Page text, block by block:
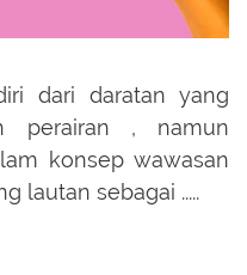
dari daratan yang
perairan , namun
konsep wawasan
lautan sebagai .....